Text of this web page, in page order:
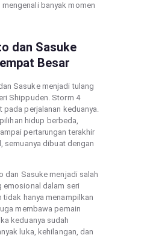
mengenali banyak momen
dan Sasuke
Besar
Sasuke menjadi tulang
Shippuden. Storm 4
pada perjalanan keduanya.
hidup berbeda,
pertarungan terakhir
semuanya dibuat dengan
dan Sasuke menjadi salah
emosional dalam seri
tidak hanya menampilkan
membawa pemain
keduanya sudah
luka, kehilangan, dan